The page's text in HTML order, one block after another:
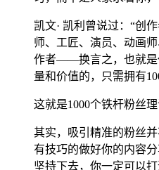
凯文· 凯利曾说过：“创
师、工匠、演员、动画
作者——换言之，也就是
量和价值的，只需拥有
这就是1000个铁杆粉丝理
其实，吸引精准的粉丝
有技巧的做好你的内容
坚持下去，你一定可以